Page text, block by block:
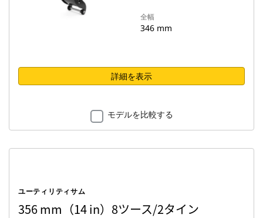
全幅
346 mm
詳細を表示
モデルを比較する
ユーティリティサム
356 mm（14 in）8ツース/2タイン